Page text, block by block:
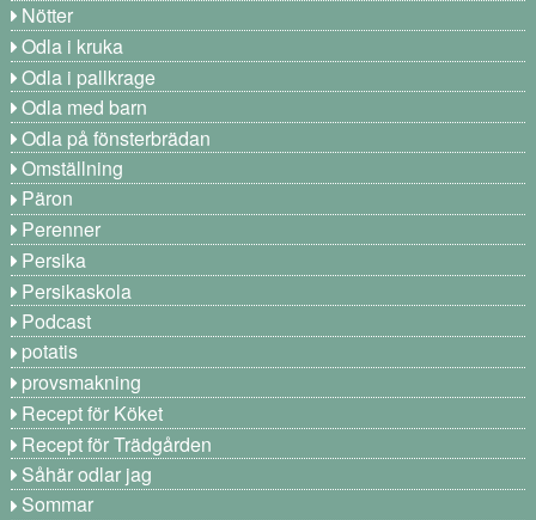
Nötter
Odla i kruka
Odla i pallkrage
Odla med barn
Odla på fönsterbrädan
Omställning
Päron
Perenner
Persika
Persikaskola
Podcast
potatis
provsmakning
Recept för Köket
Recept för Trädgården
Såhär odlar jag
Sommar